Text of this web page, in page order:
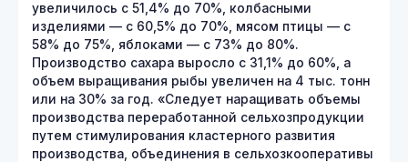
увеличилось с 51,4% до 70%, колбасными
изделиями — с 60,5% до 70%, мясом птицы — с
58% до 75%, яблоками — с 73% до 80%.
Производство сахара выросло с 31,1% до 60%, а
объем выращивания рыбы увеличен на 4 тыс. тонн
или на 30% за год. «Следует наращивать объемы
производства переработанной сельхозпродукции
путем стимулирования кластерного развития
производства, объединения в сельхозкооперативы